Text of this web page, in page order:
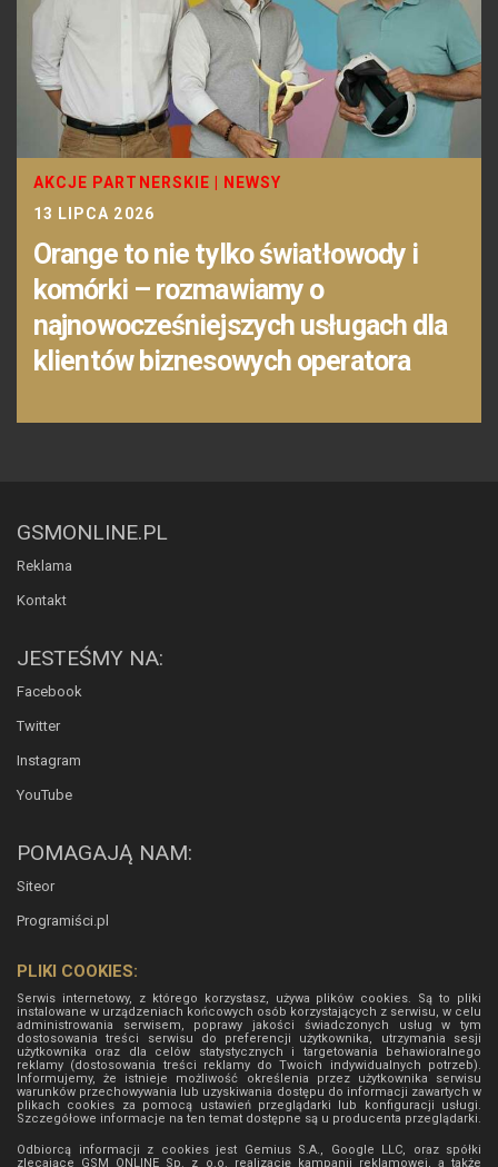
AKCJE PARTNERSKIE
NEWSY
13 LIPCA 2026
Orange to nie tylko światłowody i
komórki – rozmawiamy o
najnowocześniejszych usługach dla
klientów biznesowych operatora
GSMONLINE.PL
Reklama
Kontakt
JESTEŚMY NA:
Facebook
Twitter
Instagram
YouTube
POMAGAJĄ NAM:
Siteor
Programiści.pl
PLIKI COOKIES:
Serwis internetowy, z którego korzystasz, używa plików cookies. Są to pliki
instalowane w urządzeniach końcowych osób korzystających z serwisu, w celu
administrowania serwisem, poprawy jakości świadczonych usług w tym
dostosowania treści serwisu do preferencji użytkownika, utrzymania sesji
użytkownika oraz dla celów statystycznych i targetowania behawioralnego
reklamy (dostosowania treści reklamy do Twoich indywidualnych potrzeb).
Informujemy, że istnieje możliwość określenia przez użytkownika serwisu
warunków przechowywania lub uzyskiwania dostępu do informacji zawartych w
plikach cookies za pomocą ustawień przeglądarki lub konfiguracji usługi.
Szczegółowe informacje na ten temat dostępne są u producenta przeglądarki.
Odbiorcą informacji z cookies jest Gemius S.A., Google LLC, oraz spółki
zlecające GSM ONLINE Sp. z o.o. realizację kampanii reklamowej, a także